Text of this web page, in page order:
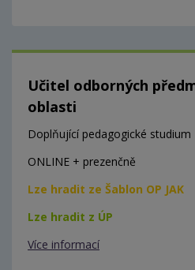
Učitel odborných
oblasti
Doplňující pedagogické studium
ONLINE + prezenčně
Lze hradit ze Šablon OP JAK
Lze hradit z ÚP
Více informací